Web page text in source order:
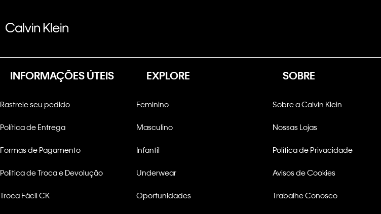
INFORMAÇÕES ÚTEIS
Rastreie seu pedido
Política de Entrega
Formas de Pagamento
Politica de Troca e Devolução
Troca Fácil CK
EXPLORE
Feminino
Masculino
Infantil
Underwear
Oportunidades
SOBRE
Sobre a Calvin Klein
Nossas Lojas
Política de Privacidade
Avisos de Cookies
Trabalhe Conosco